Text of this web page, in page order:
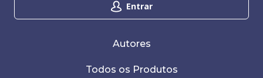
Entrar
Autores
Todos os Produtos